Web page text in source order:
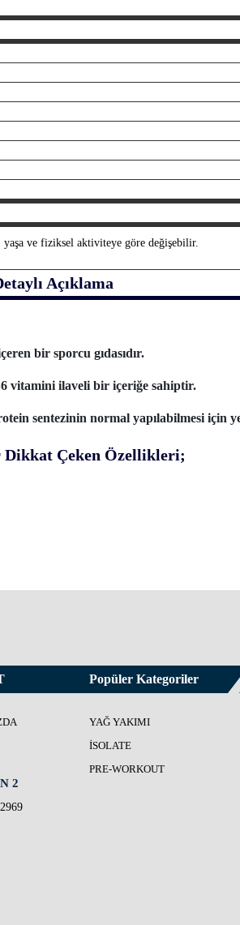
yaşa ve fiziksel aktiviteye göre değişebilir.
Açıklama
bir sporcu gıdasıdır.
vitamini ilaveli bir içeriğe sahiptir.
sentezinin normal yapılabilmesi
Dikkat Çeken Özellikleri;
2
Popüler Kategoriler
YAĞ YAKIMI
İSOLATE
PRE-WORKOUT